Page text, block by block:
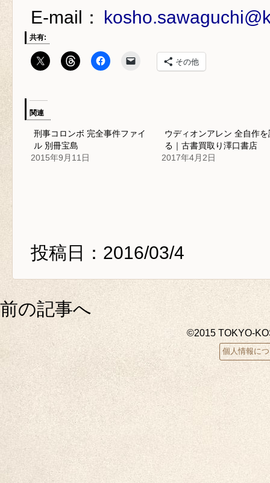
E-mail：
共有:
その他
関連
刑事コロンボ 完全事件ファイ
ル 別冊宝島
2015年9月11日
ウディオンアレン 全自作を
る｜古書買取り澤口書店
2017年4月2日
投稿日：2016/03/4
前の記事へ
©2015 TOKYO-
個人情報に